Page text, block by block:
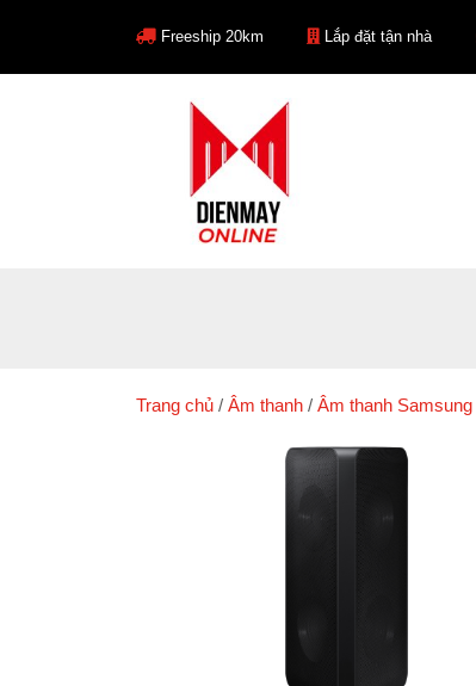
Freeship 20km Lắp đặt tận nhà
Trang chủ / Âm thanh / Âm thanh Samsung